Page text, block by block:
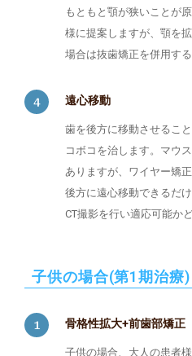
もともと顎が狭いことが
様に提案しますが、顎を
場合は抜歯矯正を併用す
遠心移動
歯を後方に移動させるこ
コボコを治します。マウ
ありますが、ワイヤー矯
後方に遠心移動できるだ
CT撮影を行い適応可能か
子供の場合(第1期治療)
骨格性拡大+前歯部矯正
子供の場合、大人の患者